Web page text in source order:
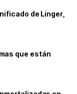
de Linger,
que están